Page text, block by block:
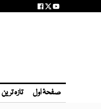
صفحۂ اول تازہ ترین